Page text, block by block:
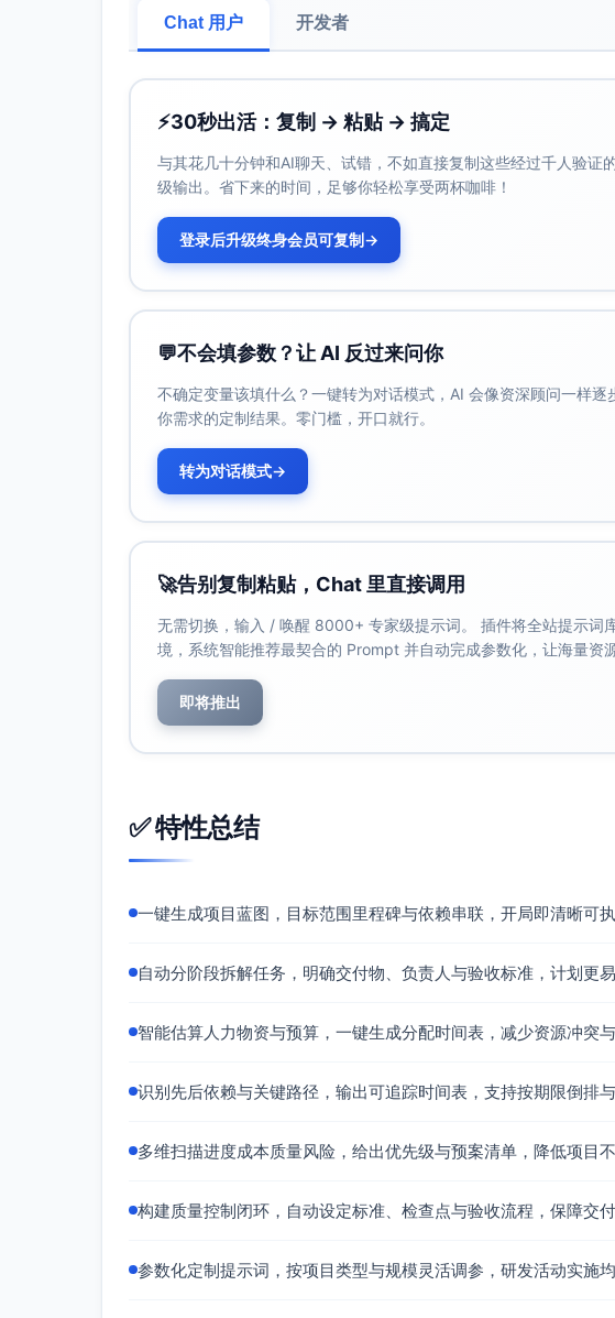
灰度发布与监控落地（W5）
正式上线与复盘（W6）
具体任务清单
启动与需求梳理
基线数据采集（当前转化率、客服问题分类与数量、性
合规与隐私自查清单准备，约束确认（不改动计费逻辑）
方案与设计
埋点方案与事件字典（曝光/点击/下单/支付成功/会员
求
技术方案评审（前后端架构、支付与订单对接、接口协
迭代1（核心逻辑）
会员等级与权益配置模块（配置后台+校验服务）
埋点接入与参数校验、日志字段统一
单元测试、接口联调、支付回调模拟与异常场景
集成测试与功能冻结
E2E场景覆盖（下单-支付-开通-权益校验-订单对账）
性能与稳定性测试（并发、接口超时与重试、幂等）
灰度发布与监控落地
数据看板搭建与实时监控，日报机制
运营支持准备（FAQ、客服SOP、反馈通道与时限）
全量发布（避开周三支付维护；部署在14:00-18:00窗
数据分析与KPI评估（转化率、客服问题下降、性能与稳
文档归档（PRD、设计稿、测试报告、运营发布包、数
支付与订单接口联调完成 → 才能开展E2E集成测试
Chat 用户 开发者
⚡30秒出活：复制 → 粘贴 → 搞定
与其花几十分钟和AI聊天、试错，不如直接复制这些经过千人验证
级输出。省下来的时间，足够你轻松享受两杯咖啡！
登录后升级终身会员可复制→
💬不会填参数？让 AI 反过来问你
不确定变量该填什么？一键转为对话模式，AI 会像资深顾问一样
你需求的定制结果。零门槛，开口就行。
转为对话模式→
🚀告别复制粘贴，Chat 里直接调用
无需切换，输入 / 唤醒 8000+ 专家级提示词。 插件将全站提示词
境，系统智能推荐最契合的 Prompt 并自动完成参数化，让海量资
即将推出
✅ 特性总结
一键生成项目蓝图，目标范围里程碑与依赖串联，开局即清晰可执
自动分阶段拆解任务，明确交付物、负责人与验收标准，计划更易
智能估算人力物资与预算，一键生成分配时间表，减少资源冲突与
识别先后依赖与关键路径，输出可追踪时间表，支持按期限倒排与
多维扫描进度成本质量风险，给出优先级与预案清单，降低项目不
构建质量控制闭环，自动设定标准、检查点与验收流程，保障交付
参数化定制提示词，按项目类型与规模灵活调参，研发活动实施均